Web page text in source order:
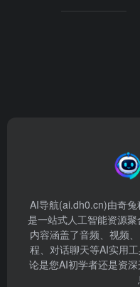
AI导航(ai.dh0.cn)由奇
是一站式人工智能资源
内容涵盖了音频、视频
程、对话聊天等AI实用
论是您AI初学者还是资